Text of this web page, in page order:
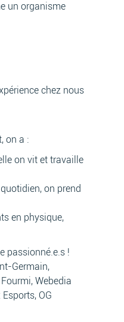
un organisme
chez nous
on a :
on vit et travaille
on prend
en physique,
passionné.e.s !
Germain,
Webedia
OG